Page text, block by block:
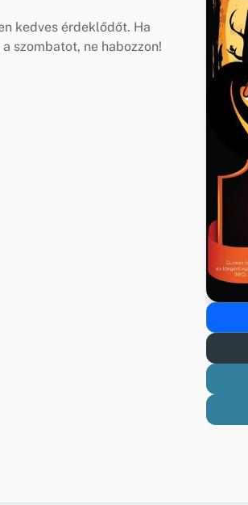
kedves érdeklődőt. Ha
szombatot, ne habozzon!